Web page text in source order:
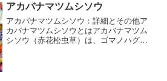
アカバナマツムシソウ
アカバナマツムシソウ：詳細とその他ア
カバナマツムシソウとはアカバナマツム
シソウ（赤花松虫草）は、ゴマノハグサ